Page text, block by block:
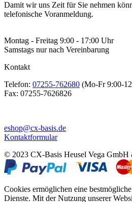
Damit wir uns Zeit für Sie nehmen
telefonische Voranmeldung.
Montag - Freitag 9:00 - 17:00 Uhr
Samstags nur nach Vereinbarung
Kontakt
Telefon: 07255-762680 (Mo-Fr 9:00-
Fax: 07255-7626826
eshop@cx-basis.de
Kontaktformular
© 2023 CX-Basis Heusel Vega
Cookies ermöglichen eine
Dienste. Mit der Nutzung unserer